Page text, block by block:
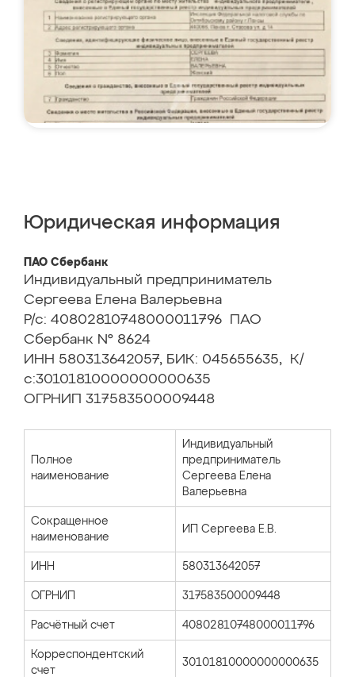
Юридическая информация
ПАО Сбербанк
Индивидуальный предприниматель
Сергеева Елена Валерьевна
Р/с: 40802810748000011796 ПАО
Сбербанк № 8624
ИНН 580313642057, БИК: 045655635, К/
с:30101810000000000635
ОГРНИП 317583500009448
Полное
наименование
Индивидуальный
предприниматель
Сергеева Елена
Валерьевна
Сокращенное
наименование
ИП Сергеева Е.В.
ИНН 580313642057
ОГРНИП 317583500009448
Расчётный счет 40802810748000011796
Корреспондентский
счет
30101810000000000635